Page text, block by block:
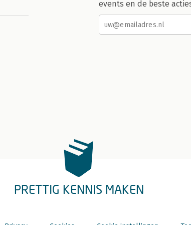
events en de beste
PRETTIG KENNIS MAKEN